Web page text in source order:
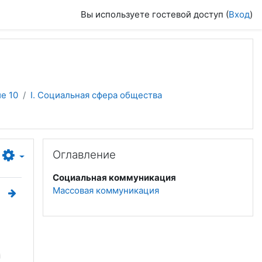
Вы используете гостевой доступ (Вход)
10
I. Социальная сфера общества
Оглавление
Социальная коммуникация
Массовая коммуникация